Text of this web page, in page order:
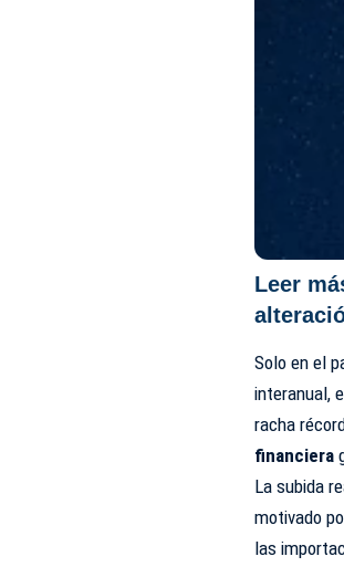
Leer
Solo en el
interanual,
racha
financiera
La subida
motivado
las